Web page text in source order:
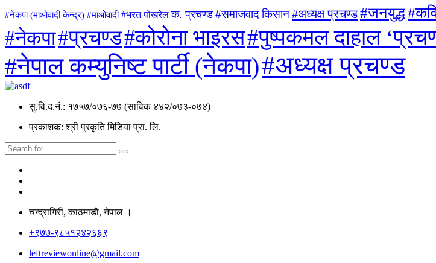
#नेकपा (माओवादी केन्द्र) #माओवादी #भरत पोखरेल क. प्रचण्ड #समाजवादकिसान#अध्यक्ष प्रचण्ड#जनयुद्ध
#नेकपा#प्रचण्ड#कोरोना भाइरस#पुष्पकमल दाहाल
#नेपाल कम्युनिष्ट पार्टी (नेकपा)#अध्यक्ष प्रचण्ड
सु.वि.द.नं.: १७५७/०७६-७७ (साविक ४४२/०७३-०७४)
प्रकाशक: श्री प्रकृति मिडिया प्रा. लि.
चन्द्रागिरी, काठमाडाैं, नेपाल ।
+९७७-९८५१२४२६६९
leftreviewonline@gmail.com